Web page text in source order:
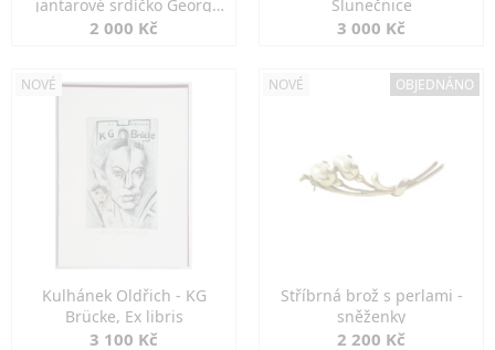
jantarové srdíčko Georg
Kramer
2 000 Kč
Slunečnice
3 000 Kč
NOVÉ
Kulhánek Oldřich - KG
Brücke, Ex libris
3 100 Kč
NOVÉ OBJEDNÁNO
Stříbrná brož s perlami -
sněženky
2 200 Kč